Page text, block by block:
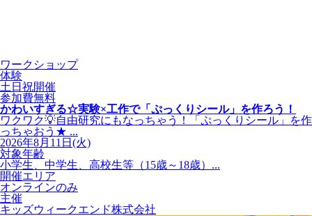
ワークショップ
体験
土日祝開催
参加費無料
かわいすぎる☆実験×工作で「ぷっくりシール」を作ろう！
ワクワク💡自由研究にもなっちゃう！「ぷっくりシール」を作
っちゃおう★ ...
2026年8月11日(火)
対象年齢
小学生、中学生、高校生等（15歳～18歳）...
開催エリア
オンラインのみ
主催
キッズウィークエンド株式会社